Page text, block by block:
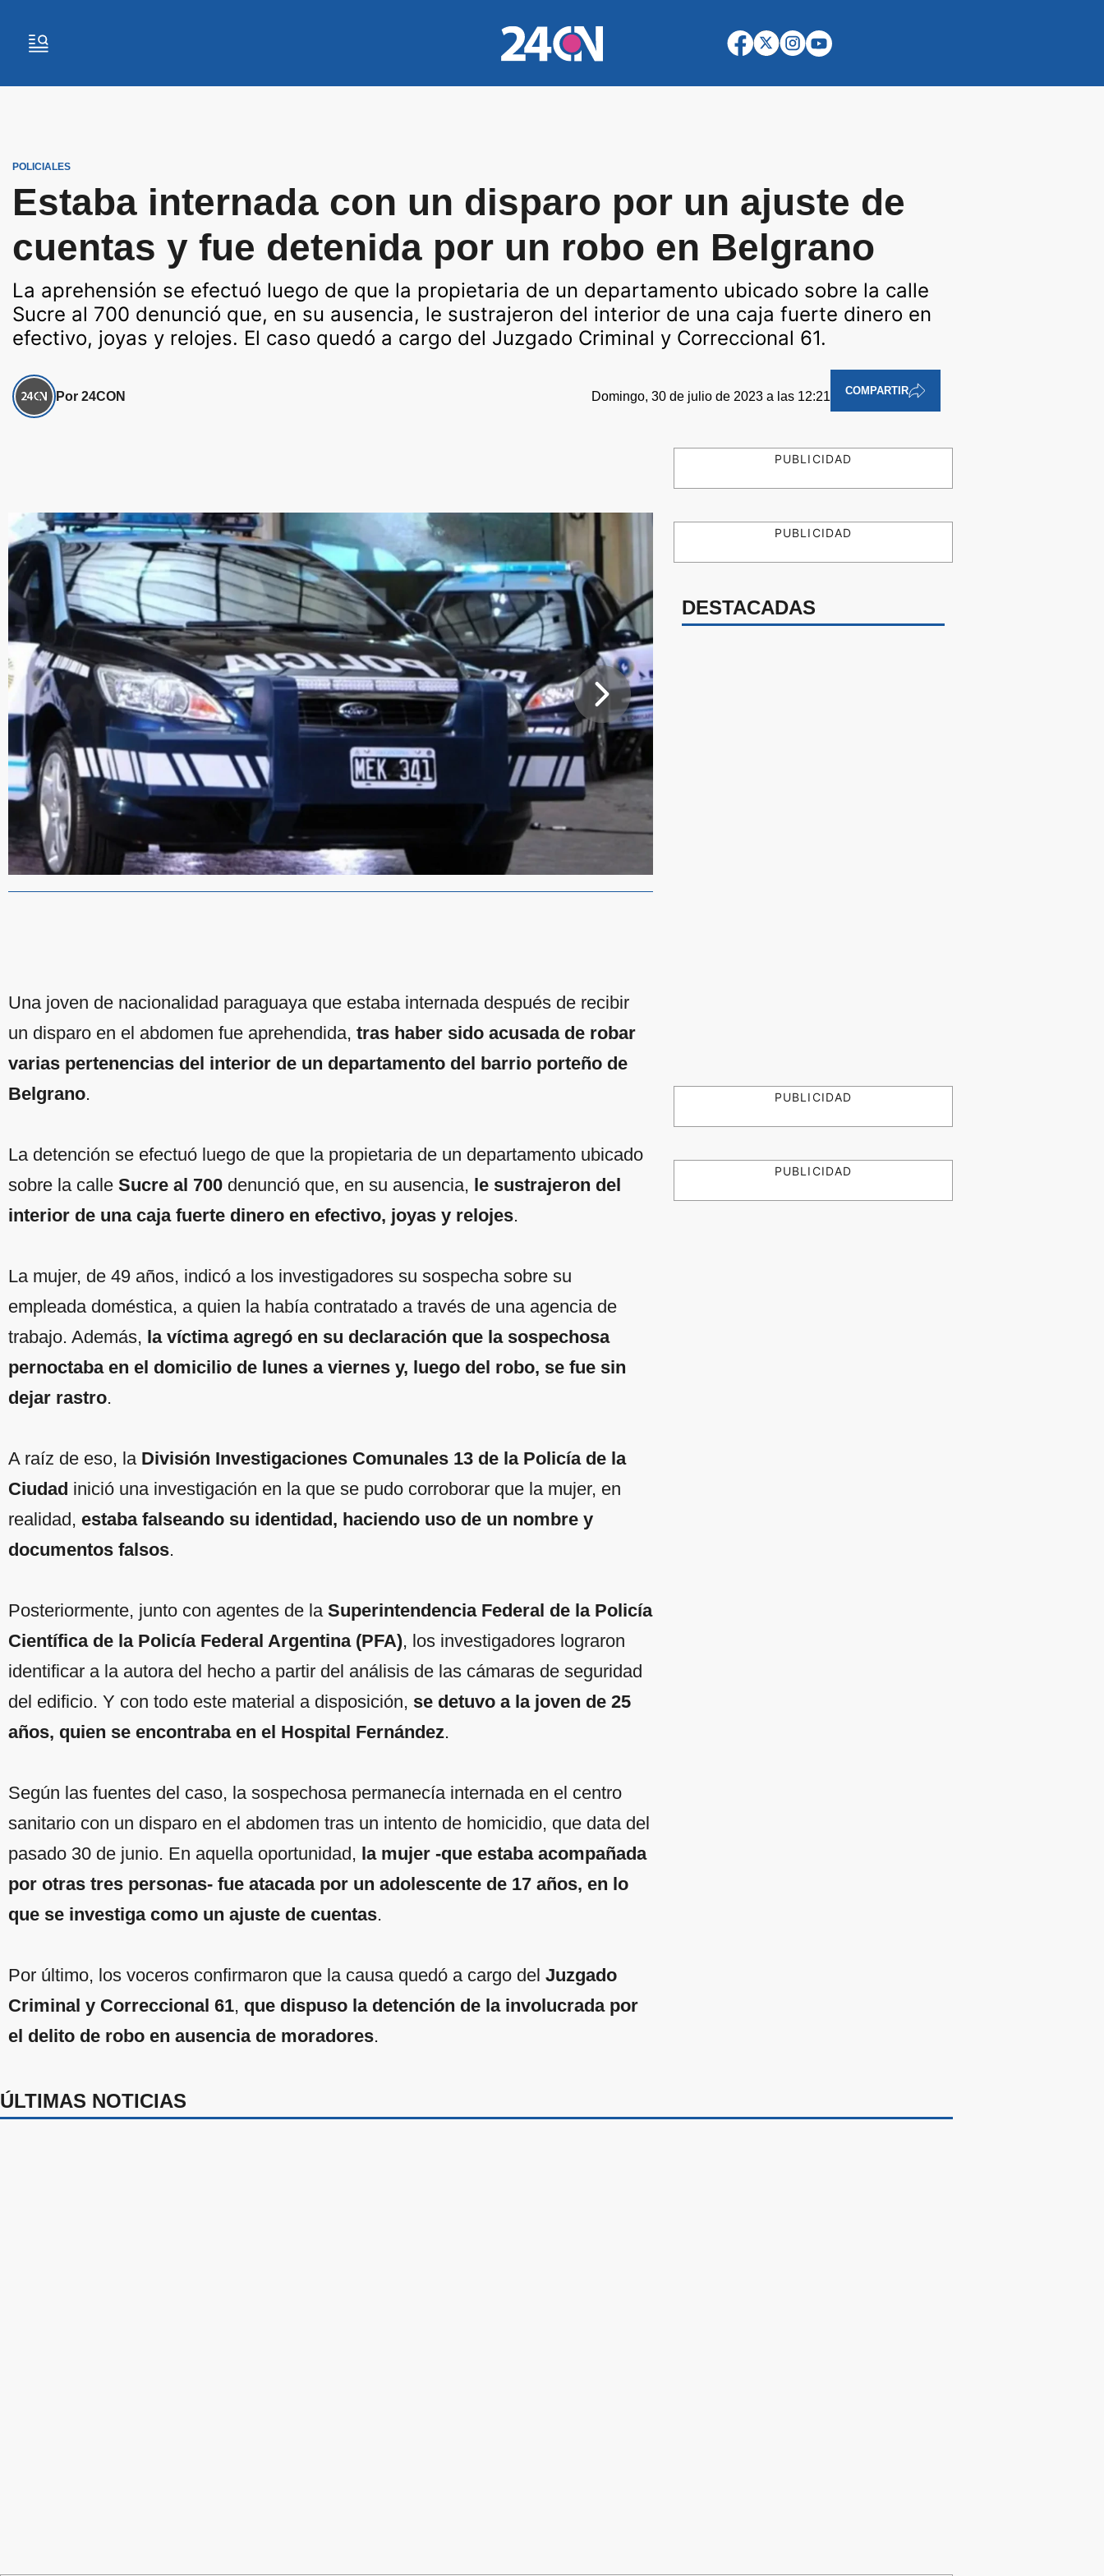
POLICIALES
Estaba internada con un disparo por un ajuste de
cuentas y fue detenida por un robo en Belgrano
La aprehensión se efectuó luego de que la propietaria de un departamento ubicado sobre la calle
Sucre al 700 denunció que, en su ausencia, le sustrajeron del interior de una caja fuerte dinero en
efectivo, joyas y relojes. El caso quedó a cargo del Juzgado Criminal y Correccional 61.
Por 24CON Domingo, 30 de julio de 2023 a las 12:21 COMPARTIR
Una joven de nacionalidad paraguaya que estaba internada después de recibir
un disparo en el abdomen fue aprehendida, tras haber sido acusada de robar
varias pertenencias del interior de un departamento del barrio porteño de
Belgrano.
La detención se efectuó luego de que la propietaria de un departamento ubicado
sobre la calle Sucre al 700 denunció que, en su ausencia, le sustrajeron del
interior de una caja fuerte dinero en efectivo, joyas y relojes.
La mujer, de 49 años, indicó a los investigadores su sospecha sobre su
empleada doméstica, a quien la había contratado a través de una agencia de
trabajo. Además, la víctima agregó en su declaración que la sospechosa
pernoctaba en el domicilio de lunes a viernes y, luego del robo, se fue sin
dejar rastro.
A raíz de eso, la División Investigaciones Comunales 13 de la Policía de la
Ciudad inició una investigación en la que se pudo corroborar que la mujer, en
realidad, estaba falseando su identidad, haciendo uso de un nombre y
documentos falsos.
Posteriormente, junto con agentes de la Superintendencia Federal de la Policía
Científica de la Policía Federal Argentina (PFA), los investigadores lograron
identificar a la autora del hecho a partir del análisis de las cámaras de seguridad
del edificio. Y con todo este material a disposición, se detuvo a la joven de 25
años, quien se encontraba en el Hospital Fernández.
Según las fuentes del caso, la sospechosa permanecía internada en el centro
sanitario con un disparo en el abdomen tras un intento de homicidio, que data del
pasado 30 de junio. En aquella oportunidad, la mujer -que estaba acompañada
por otras tres personas- fue atacada por un adolescente de 17 años, en lo
que se investiga como un ajuste de cuentas.
Por último, los voceros confirmaron que la causa quedó a cargo del Juzgado
Criminal y Correccional 61, que dispuso la detención de la involucrada por
el delito de robo en ausencia de moradores.
PUBLICIDAD
PUBLICIDAD
DESTACADAS
PUBLICIDAD
PUBLICIDAD
ÚLTIMAS NOTICIAS